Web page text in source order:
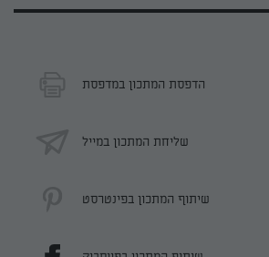
הדפסת המתכון במדפסת
שליחת המתכון במייל
שיתוף המתכון בפינטרסט